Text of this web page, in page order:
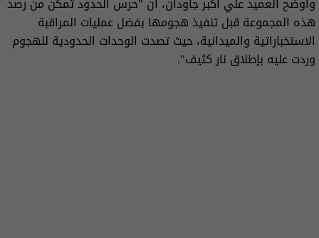
هذه المجموعة قبل تنفيذ هجومها بفضل عمليات المراقبة
الاستخباراتية والميدانية، حيث تصدت الوحدات الحدودية للهجوم
وردت عليه بإطلاق نار كثيف".